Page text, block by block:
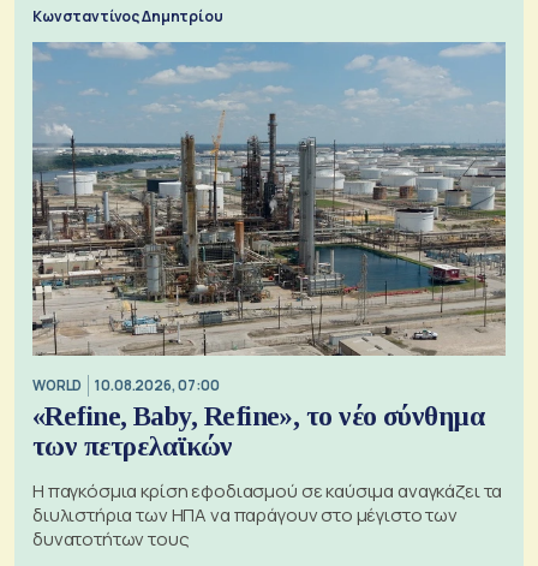
Κωνσταντίνος Δημητρίου
WORLD 10.08.2026, 07:00
«Refine, Baby, Refine», το νέο σύνθημα
των πετρελαϊκών
Η παγκόσμια κρίση εφοδιασμού σε καύσιμα αναγκάζει τα
διυλιστήρια των ΗΠΑ να παράγουν στο μέγιστο των
δυνατοτήτων τους